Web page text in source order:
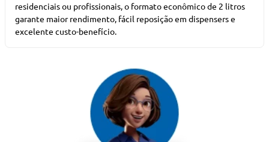
residenciais ou profissionais, o formato econômico de 2 litros
garante maior rendimento, fácil reposição em dispensers e
excelente custo-benefício.